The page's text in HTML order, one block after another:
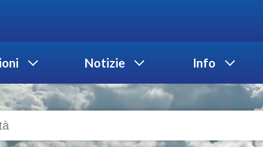
Notizie Info